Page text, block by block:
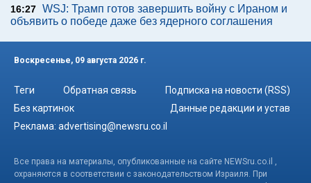
16:27 WSJ: Трамп готов завершить войну с Ираном и
объявить о победе даже без ядерного соглашения
Воскресенье, 09 августа 2026 г.
Теги Обратная связь
Подписка на новости (RSS)
Без картинок
Данные редакции и устав
Реклама: advertising@newsru.co.il
Все права на материалы, опубликованные на сайте NEWSru.co.il ,
охраняются в соответствии с законодательством Израиля. При